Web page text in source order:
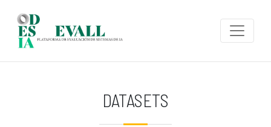
DATASETS